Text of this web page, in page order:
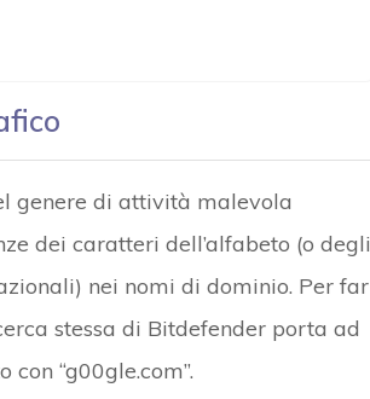
genere di attività malevola
dei caratteri dell’alfabeto (o degli
nei nomi di dominio. Per far
stessa di Bitdefender porta ad
“g00gle.com”.